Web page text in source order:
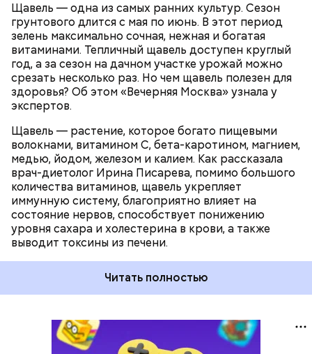
Щавель — одна из самых ранних культур. Сезон
грунтового длится с мая по июнь. В этот период
зелень максимально сочная, нежная и богатая
витаминами. Тепличный щавель доступен круглый
год, а за сезон на дачном участке урожай можно
срезать несколько раз. Но чем щавель полезен для
здоровья? Об этом «Вечерняя Москва» узнала у
экспертов.
Щавель — растение, которое богато пищевыми
волокнами, витамином С, бета-каротином, магнием,
медью, йодом, железом и калием. Как рассказала
врач-диетолог Ирина Писарева, помимо большого
количества витаминов, щавель укрепляет
иммунную систему, благоприятно влияет на
состояние нервов, способствует понижению
уровня сахара и холестерина в крови, а также
выводит токсины из печени.
Читать полностью
ЗДОРОВЬЕ ВРАЧИ
РАСТЕНИЯ
ПРОДУКТЫ